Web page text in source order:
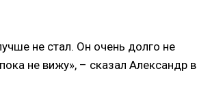
не стал. Он очень долго не
не вижу», – сказал Александр в